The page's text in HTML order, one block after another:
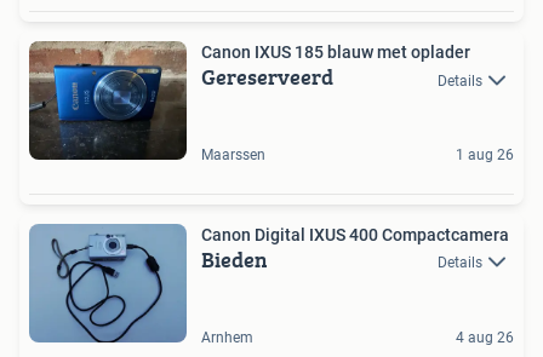
Canon IXUS 185 blauw met oplader
Gereserveerd Details
Maarssen 1 aug 26
Canon Digital IXUS 400 Compactcamera
Bieden Details
Arnhem 4 aug 26